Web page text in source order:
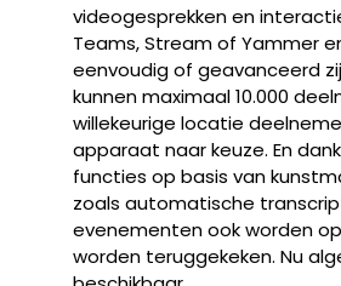
videogesprekken en
Teams, Stream of Yammer
eenvoudig of geavanceerd
kunnen maximaal 10.000
willekeurige locatie
apparaat naar keuze. En
functies op basis van
zoals automatische
evenementen ook worden
worden teruggekeken. Nu